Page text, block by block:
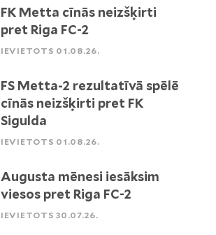
FK Metta cīnās neizšķirti
pret Riga FC-2
IEVIETOTS 01.08.26.
FS Metta-2 rezultatīvā spēlē
cīnās neizšķirti pret FK
Sigulda
IEVIETOTS 01.08.26.
Augusta mēnesi iesāksim
viesos pret Riga FC-2
IEVIETOTS 30.07.26.